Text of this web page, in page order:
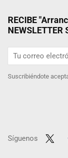
RECIBE
NEWSLETTER
Suscribiéndote
Síguenos